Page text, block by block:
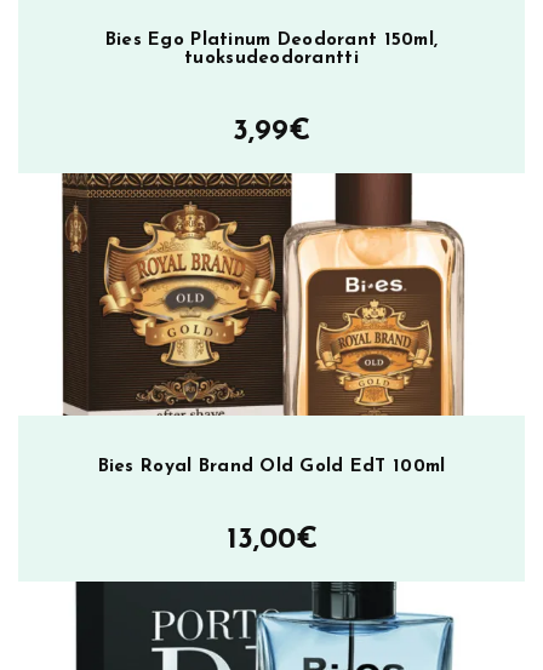
Bies Ego Platinum Deodorant 150ml,
tuoksudeodorantti
3,99€
Bies Royal Brand Old Gold EdT 100ml
13,00€